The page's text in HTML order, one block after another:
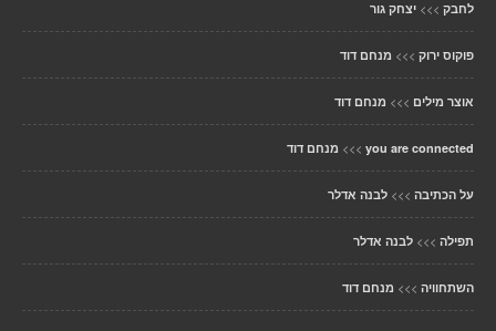
לחבק >>> יצחק גור
פוקוס ירוק >>> מנחם דוד
אוצר מילים >>> מנחם דוד
you are connected
>>> מנחם דוד
על הכתיבה >>> לבנה אדלר
תפילה >>> לבנה אדלר
השתחוויה >>> מנחם דוד